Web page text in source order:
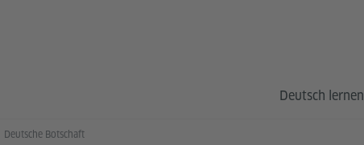
Deutsch lernen
Deutsche Botschaft